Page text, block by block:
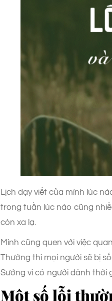
Lịch dạy viết của mình lúc
trong tuần lúc nào cũng
còn xa lạ.
Mình cũng quen với việc
Thường thì mọi người sẽ bị
Sướng vì có người dành thời
Một số lỗi